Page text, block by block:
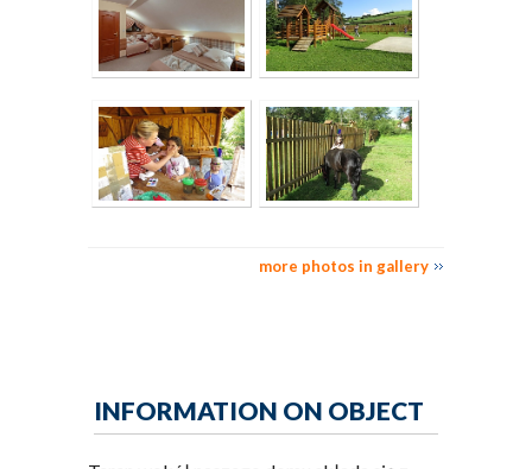
more photos in gallery
INFORMATION ON OBJECT